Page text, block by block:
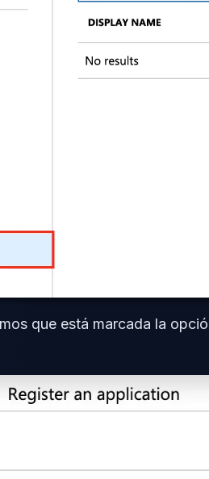
que está marcada la